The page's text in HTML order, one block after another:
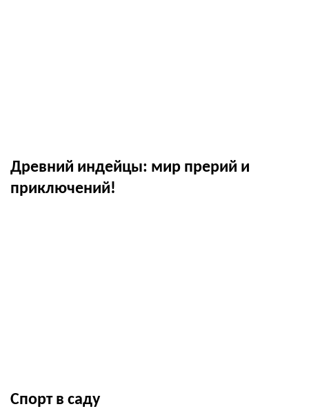
Древний индейцы: мир прерий и
приключений!
Спорт в саду